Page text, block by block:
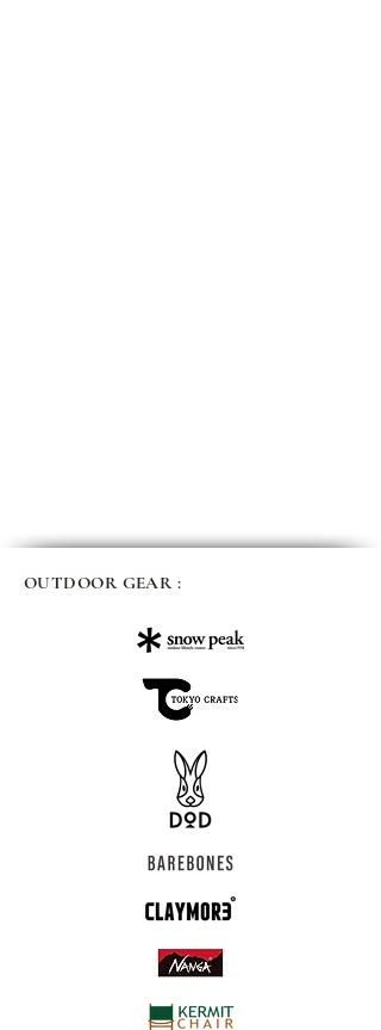
OUTDOOR GEAR :